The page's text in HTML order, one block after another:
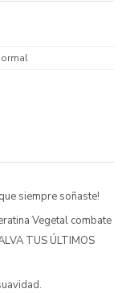
siempre soñaste!
Vegetal combate
TUS ÚLTIMOS